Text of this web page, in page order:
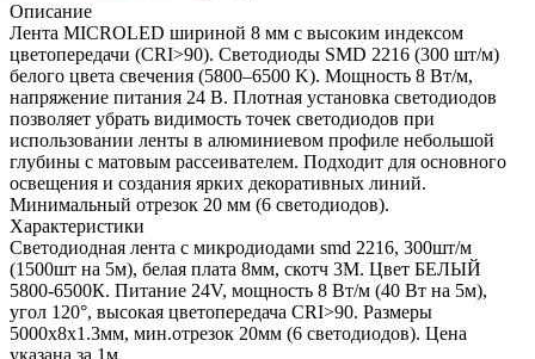
Описание
Лента MICROLED шириной 8 мм с высоким индексом
цветопередачи (CRI>90). Светодиоды SMD 2216 (300 шт/м)
белого цвета свечения (5800–6500 K). Мощность 8 Вт/м,
напряжение питания 24 В. Плотная установка светодиодов
позволяет убрать видимость точек светодиодов при
использовании ленты в алюминиевом профиле небольшой
глубины с матовым рассеивателем. Подходит для основного
освещения и создания ярких декоративных линий.
Минимальный отрезок 20 мм (6 светодиодов).
Характеристики
Светодиодная лента с микродиодами smd 2216, 300шт/м
(1500шт на 5м), белая плата 8мм, скотч 3М. Цвет БЕЛЫЙ
5800-6500К. Питание 24V, мощность 8 Вт/м (40 Вт на 5м),
угол 120°, высокая цветопередача CRI>90. Размеры
5000х8х1.3мм, мин.отрезок 20мм (6 светодиодов). Цена